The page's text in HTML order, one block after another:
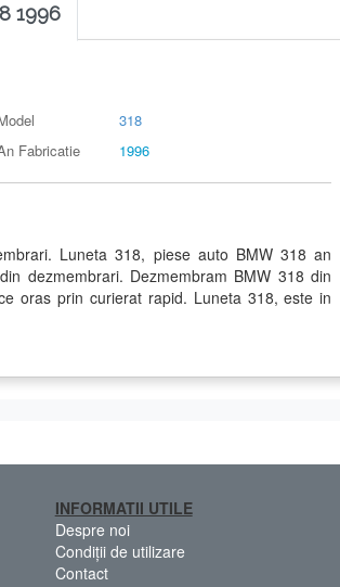
1996
318
Fabricatie 1996
Luneta 318, piese auto BMW 318 an
dezmembrari. Dezmembram BMW 318 din
oras prin curierat rapid. Luneta 318, este in
INFORMATII UTILE
Despre noi
Condiții de utilizare
Contact